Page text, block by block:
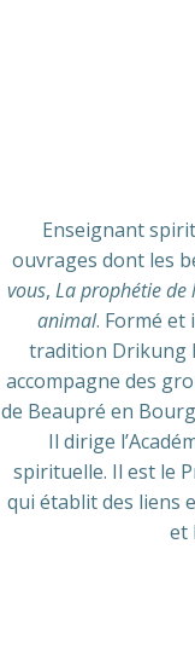
Enseignant
ouvrages dont les
vous, La prophétie de
animal. Formé et
tradition Drikung
accompagne des
de Beaupré en
Il dirige
spirituelle. Il est le
qui établit des liens
et